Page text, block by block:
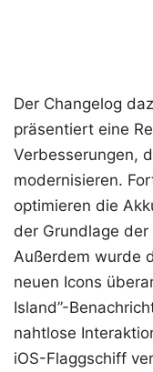
Der Changelog
präsentiert eine
Verbesserungen,
modernisieren.
optimieren die
der Grundlage
Außerdem wurde
neuen Icons
Island”-
nahtlose
iOS-Flaggschiff